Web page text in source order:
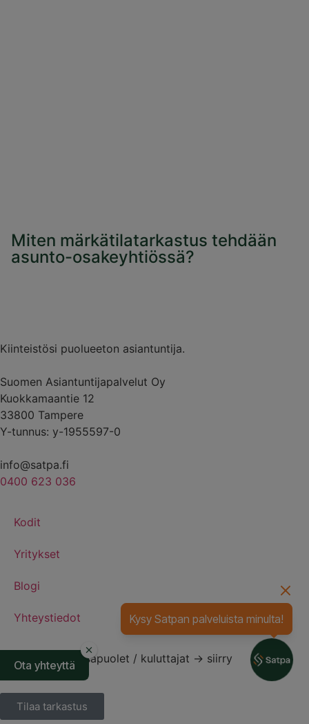
Kysy Satpan palveluista minulta!
Ota yhteyttä
Miten märkätilatarkastus tehdään
asunto-osakeyhtiössä?
Kiinteistösi puolueeton asiantuntija.
Suomen Asiantuntijapalvelut Oy
Kuokkamaantie 12
33800 Tampere
Y-tunnus: y-1955597-0
info@satpa.fi
0400 623 036
Kodit
Yritykset
Blogi
Yhteystiedot
Asuntokaupan osapuolet / kuluttajat → siirry
varauskalenteriin
Tilaa tarkastus